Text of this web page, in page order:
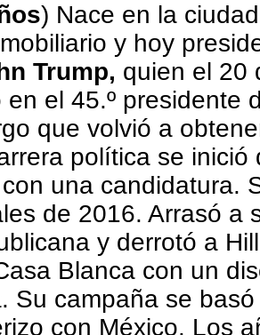
) Nace en la
y hoy
Trump, quien el 20
en el 45.º presidente
que volvió a
política se inició
una candidatura.
de 2016. Arrasó a
y derrotó a
Blanca con un
Su campaña se
con México. Los